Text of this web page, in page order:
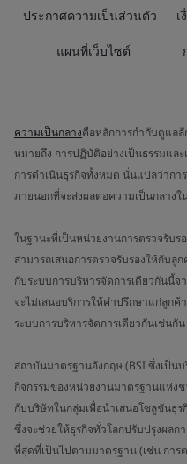
ประกาศความเป็นส่วนตัว เ
แผนที่เว็บไซต์
ความเป็นกลางคือหลักการกำกับดูแลลั
หมายถึง การปฏิบัติอย่างเป็นธรรมแล
การดำเนินธุรกิจทั้งหมด นั่นแปลว่ากา
ภายนอกที่จะส่งผลต่อความเป็นกลางใ
ในฐานะที่เป็นหน่วยงานการตรวจรับร
สามารถเสนอการตรวจรับรองให้กับลู
กับระบบการบริหารจัดการเดียวกันนี้จ
จะไม่เสนอบริการให้คำปรึกษาแก่ลูกค้
ระบบการบริหารจัดการเดียวกันเช่นกัน
สถาบันมาตรฐานอังกฤษ (BSI ซึ่งเป็น
กิจกรรมของหน่วยงานมาตรฐานแห่ง
กับบริษัทในกลุ่มเพื่อนำเสนอโซลูชันธุ
ซึ่งจะช่วยให้ธุรกิจทั่วโลกปรับปรุงผล
ที่สุดที่เป็นไปตามมาตรฐาน (เช่น การ